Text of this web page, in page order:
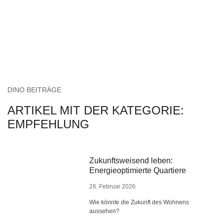
DINO BEITRÄGE
ARTIKEL MIT DER KATEGORIE:
EMPFEHLUNG
Zukunftsweisend leben:
Energieoptimierte Quartiere
26. Februar 2026
Wie könnte die Zukunft des Wohnens
aussehen?